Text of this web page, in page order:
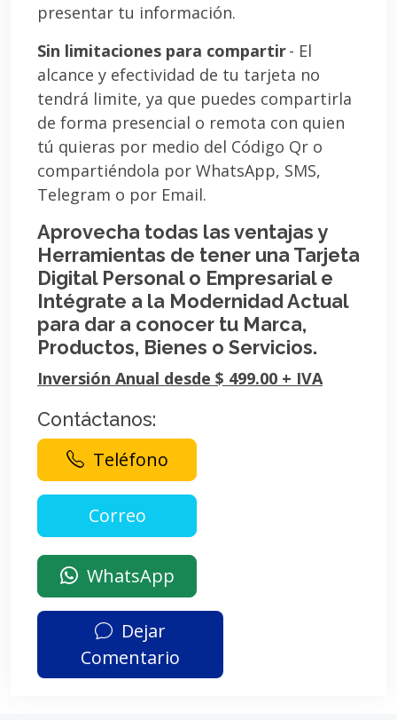
presentar tu información.
Sin limitaciones para compartir- El
alcance y efectividad de tu tarjeta no
tendrá limite, ya que puedes compartirla
de forma presencial o remota con quien
tú quieras por medio del Código Qr o
compartiéndola por WhatsApp, SMS,
Telegram o por Email.
Aprovecha todas las ventajas y
Herramientas de tener una Tarjeta
Digital Personal o Empresarial e
Intégrate a la Modernidad Actual
para dar a conocer tu Marca,
Productos, Bienes o Servicios.
Inversión Anual desde $ 499.00 + IVA
Contáctanos:
Teléfono
WhatsApp
Dejar
Comentario